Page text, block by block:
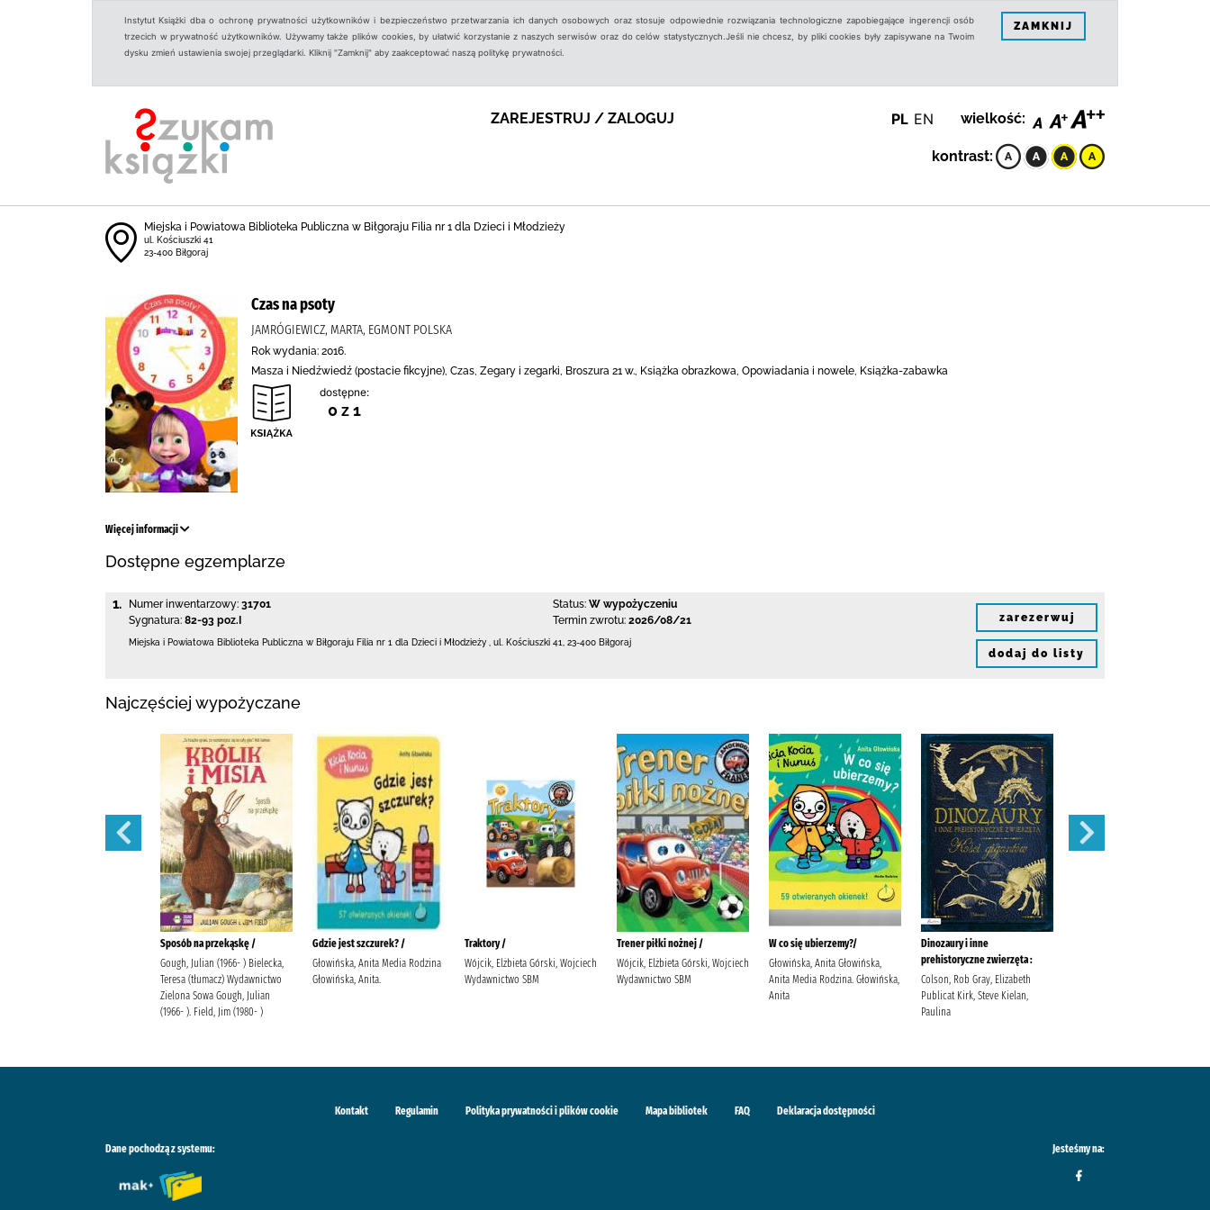
Instytut Książki dba o ochronę prywatności użytkowników i bezpieczeństwo przetwarzania ich danych osobowych oraz stosuje odpowiednie rozwiązania technologiczne zapobiegające ingerencji osób
trzecich w prywatność użytkowników. Używamy także plików cookies, by ułatwić korzystanie z naszych serwisów oraz do celów statystycznych.Jeśli nie chcesz, by pliki cookies były zapisywane na Twoim
dysku zmień ustawienia swojej przeglądarki. Kliknij "Zamknij" aby zaakceptować naszą politykę prywatności.
ZAMKNIJ
ZAREJESTRUJ / ZALOGUJ PL EN wielkość:
kontrast:
Miejska i Powiatowa Biblioteka Publiczna w Biłgoraju Filia nr 1 dla Dzieci i Młodzieży
ul. Kościuszki 41
23-400 Biłgoraj
Czas na psoty
JAMRÓGIEWICZ, MARTA, EGMONT POLSKA
Rok wydania: 2016.
Masza i Niedźwiedź (postacie fikcyjne), Czas, Zegary i zegarki, Broszura 21 w., Książka obrazkowa, Opowiadania i nowele, Książka-zabawka
dostępne:
0 z 1
Więcej informacji
Dostępne egzemplarze
1. Numer inwentarzowy: 31701
Sygnatura: 82-93 poz.I
Status: W wypożyczeniu
Termin zwrotu: 2026/08/21
Miejska i Powiatowa Biblioteka Publiczna w Biłgoraju Filia nr 1 dla Dzieci i Młodzieży ul. Kościuszki 41 23-400 Biłgoraj
zarezerwuj
dodaj do listy
Najczęściej wypożyczane
Sposób na przekąskę /
Gough, Julian (1966- ) Bielecka,
Teresa (tłumacz) Wydawnictwo
Zielona Sowa Gough, Julian
(1966- ). Field, Jim (1980- )
Gdzie jest szczurek? /
Głowińska, Anita Media Rodzina
Głowińska, Anita.
Traktory /
Wójcik, Elżbieta Górski, Wojciech
Wydawnictwo SBM
Trener piłki nożnej /
Wójcik, Elżbieta Górski, Wojciech
Wydawnictwo SBM
W co się ubierzemy?/
Głowińska, Anita Głowińska,
Anita Media Rodzina. Głowińska,
Anita
Dinozaury i inne
prehistoryczne zwierzęta :
Colson, Rob Gray, Elizabeth
Publicat Kirk, Steve Kielan,
Paulina
Kontakt Regulamin Polityka prywatności i plików cookie Mapa bibliotek FAQ Deklaracja dostępności
Dane pochodzą z systemu: Jesteśmy na: